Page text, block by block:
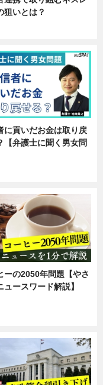
狙いとは？
に貢いだお金は取り戻
【弁護士に聞く男女問
ーの2050年問題【やさ
ュースワード解説】